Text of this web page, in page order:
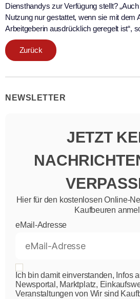
Diensthandys zur Verfügung stellt?
Nutzung nur gestattet, wenn sie mit dem
Arbeitgeberin ausdrücklich geregelt ist“,
Zurück
NEWSLETTER
JETZT
Hier für den kostenlosen Online-
Kaufbeuren
eMail-Adresse
Ich bin damit einverstanden, Infos
Newsportal, Marktplatz,
Veranstaltungen von Wir sind